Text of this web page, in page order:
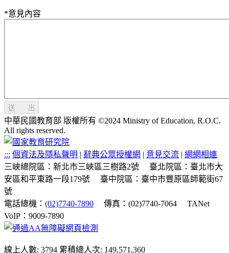
*意見內容
送 出
中華民國教育部 版權所有 ©2024 Ministry of Education, R.O.C.
All rights reserved.
::: 個資法及隱私聲明 | 辭典公眾授權網 | 意見交流 | 網網相連
三峽總院區：新北市三峽區三樹路2號
臺北院區：臺北市大
安區和平東路一段179號
臺中院區：臺中市豐原區師範街67
號
電話總機： (02)7740-7890 傳真：(02)7740-7064
TANet
VoIP：9009-7890
線上人數: 3794 累積總人次: 149,571,360